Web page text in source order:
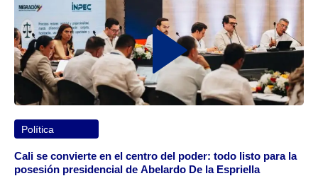
Política
Cali se convierte en el centro del poder: todo listo para la
posesión presidencial de Abelardo De la Espriella